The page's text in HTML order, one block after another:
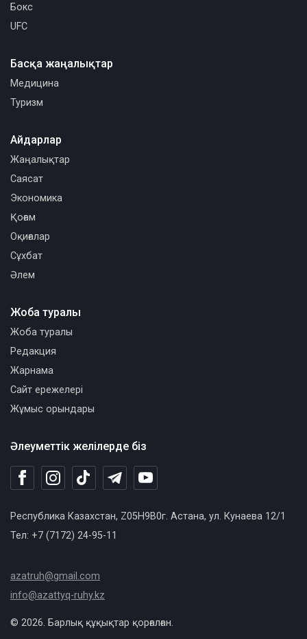
Бокс
UFC
Басқа жаңалықтар
Медицина
Туризм
Әлеуметтік желілерде біз
Республика Казахстан, Z05H9B0г. Астана, ул. Кунаева 12/1
Тел: +7 (7172) 24-95-11
azatruh@gmail.com
info@azattyq-ruhy.kz
Айдарлар
Жаңалықтар
Саясат
Экономика
Қоғам
Оқиғалар
Сұхбат
Әлем
Жоба туралы
Жоба туралы
Редакция
Жарнама
Сайт ережелері
Жұмыс орындары
© 2026. Барлық құқықтар қорғалған.